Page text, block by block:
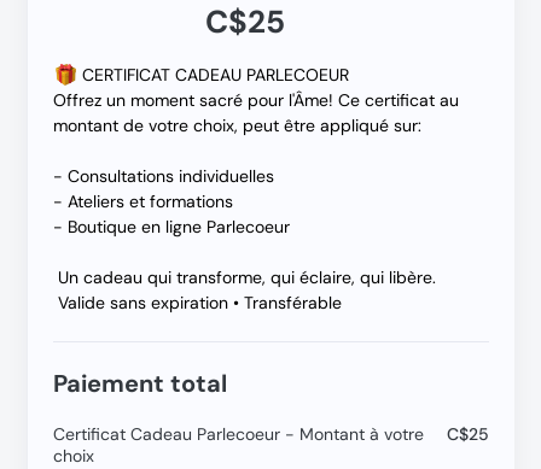
C$25
CERTIFICAT CADEAU PARLECOEUR
Offrez un moment sacré pour l'Âme! Ce certificat au
montant de votre choix, peut être appliqué sur:
- Consultations individuelles
- Ateliers et formations
- Boutique en ligne Parlecoeur
Un cadeau qui transforme, qui éclaire, qui libère.
Valide sans expiration • Transférable
Paiement total
Certificat Cadeau Parlecoeur - Montant à votre
choix
C$25